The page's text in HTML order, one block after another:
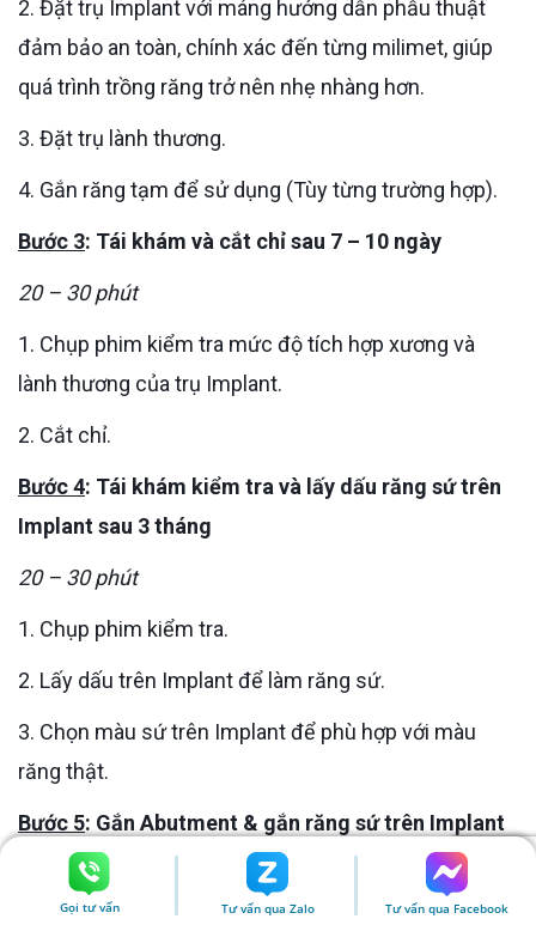
2. Đặt trụ Implant với máng hướng dẫn phẫu thuật
đảm bảo an toàn, chính xác đến từng milimet, giúp
quá trình trồng răng trở nên nhẹ nhàng hơn.
3. Đặt trụ lành thương.
4. Gắn răng tạm để sử dụng (Tùy từng trường hợp).
Bước 3: Tái khám và cắt chỉ sau 7 – 10 ngày
20 – 30 phút
1. Chụp phim kiểm tra mức độ tích hợp xương và
lành thương của trụ Implant.
2. Cắt chỉ.
Bước 4: Tái khám kiểm tra và lấy dấu răng sứ trên
Implant sau 3 tháng
20 – 30 phút
1. Chụp phim kiểm tra.
2. Lấy dấu trên Implant để làm răng sứ.
3. Chọn màu sứ trên Implant để phù hợp với màu
răng thật.
Bước 5: Gắn Abutment & gắn răng sứ trên Implant
sau 3 ngày
60 phút
Gọi tư vấn Tư vấn qua Zalo Tư vấn qua Facebook